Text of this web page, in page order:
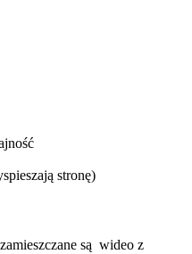
stronę)
są wideo z